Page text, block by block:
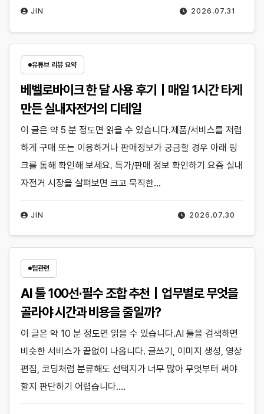
2026.07.31
JIN
유튜브 리뷰 요약
베벨로바이크 한 달 사용 후기｜매일 1시간 타게
만든 실내자전거의 디테일
2026.07.30
JIN
이 글은 약 5 분 정도면 읽을 수 있습니다.제품/서비스를 저렴
하게 구매 또는 이용하거나 판매정보가 궁금할 경우 아래 링
크를 통해 확인해 보세요. 특가/판매 정보 확인하기 요즘 실내
자전거 시장을 살펴보면 크고 묵직한…
팁관련
AI 툴 100선·필수 조합 추천｜업무별로 무엇을
골라야 시간과 비용을 줄일까?
이 글은 약 10 분 정도면 읽을 수 있습니다.AI 툴을 검색하면
비슷한 서비스가 끝없이 나옵니다. 글쓰기, 이미지 생성, 영상
편집, 코딩처럼 분류해도 선택지가 너무 많아 무엇부터 써야
할지 판단하기 어렵습니다.…